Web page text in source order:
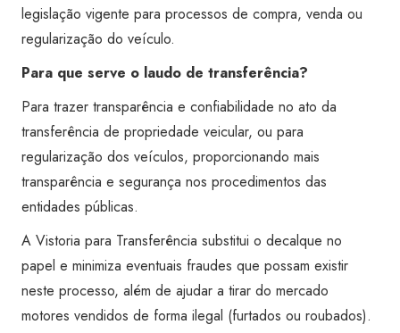
legislação vigente para processos de compra, venda ou
regularização do veículo.
Para que serve o laudo de transferência?
Para trazer transparência e confiabilidade no ato da
transferência de propriedade veicular, ou para
regularização dos veículos, proporcionando mais
transparência e segurança nos procedimentos das
entidades públicas.
A Vistoria para Transferência substitui o decalque no
papel e minimiza eventuais fraudes que possam existir
neste processo, além de ajudar a tirar do mercado
motores vendidos de forma ilegal (furtados ou roubados).